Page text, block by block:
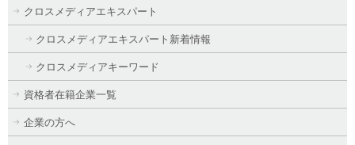
クロスメディアエキスパート
クロスメディアエキスパート新着情報
クロスメディアキーワード
資格者在籍企業一覧
企業の方へ